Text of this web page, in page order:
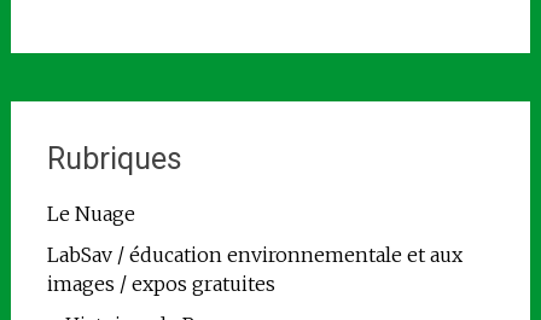
Rubriques
Le Nuage
LabSav / éducation environnementale et aux
images / expos gratuites